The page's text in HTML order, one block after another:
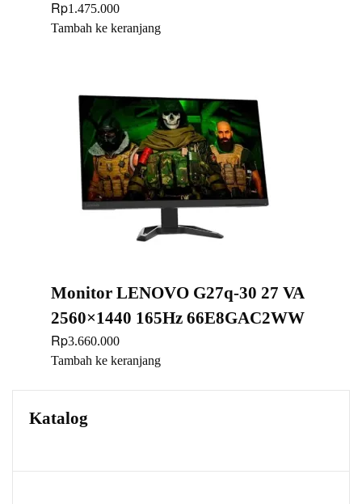
Rp1.475.000
Tambah ke keranjang
Monitor LENOVO G27q-30 27 VA
2560×1440 165Hz 66E8GAC2WW
Rp3.660.000
Tambah ke keranjang
Katalog